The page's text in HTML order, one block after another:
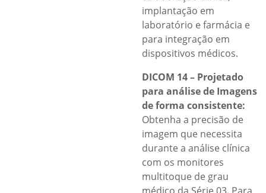
implantação em
laboratório e farmácia e
para integração em
dispositivos médicos.
DICOM 14 – Projetado
para análise de Imagens
de forma consistente:
Obtenha a precisão de
imagem que necessita
durante a análise clínica
com os monitores
multitoque de grau